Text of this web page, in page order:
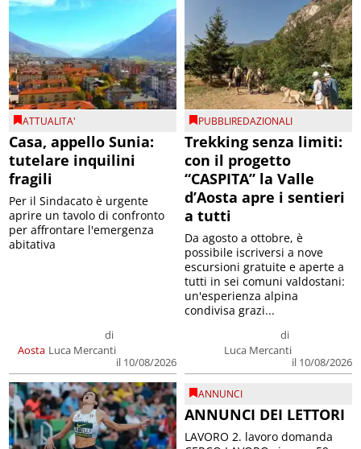
ATTUALITA'
Casa, appello Sunia:
tutelare inquilini
fragili
Aosta
di
Luca Mercanti
il 10/08/2026
Per il Sindacato è urgente
aprire un tavolo di confronto
per affrontare l'emergenza
abitativa
PUBBLIREDAZIONALI
Trekking senza limiti:
con il progetto
“CASPITA” la Valle
d’Aosta apre i sentieri
a tutti
di
Luca Mercanti
il 10/08/2026
Da agosto a ottobre, è
possibile iscriversi a nove
escursioni gratuite e aperte a
tutti in sei comuni valdostani:
un'esperienza alpina
condivisa grazi...
ANNUNCI
ANNUNCI DEI LETTORI
LAVORO 2. lavoro domanda